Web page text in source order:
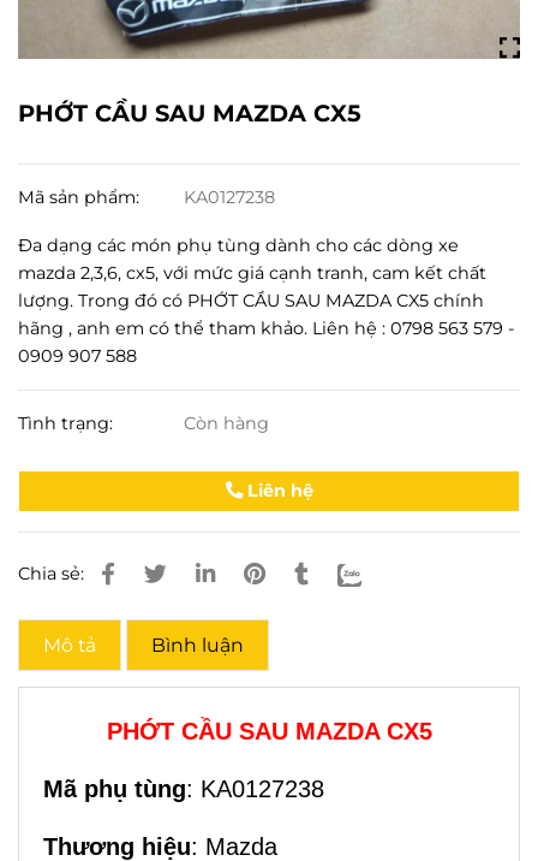
PHỚT CẦU SAU MAZDA CX5
Mã sản phẩm: KA0127238
Đa dạng các món phụ tùng dành cho các dòng xe
mazda 2,3,6, cx5, với mức giá cạnh tranh, cam kết chất
lượng. Trong đó có PHỚT CẦU SAU MAZDA CX5 chính
hãng , anh em có thể tham khảo. Liên hệ : 0798 563 579 -
0909 907 588
Tình trạng: Còn hàng
Liên hệ
Chia sẻ:
Mô tả Bình luận
PHỚT CẦU SAU MAZDA CX5
Mã phụ tùng: KA0127238
Thương hiệu: Mazda